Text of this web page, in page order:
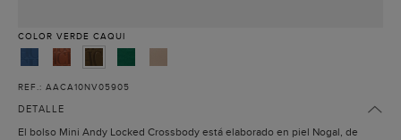
COLOR VERDE CAQUI
REF.: AACA10NV05905
DETALLE
El bolso Mini Andy Locked Crossbody está elaborado en piel Nogal, de